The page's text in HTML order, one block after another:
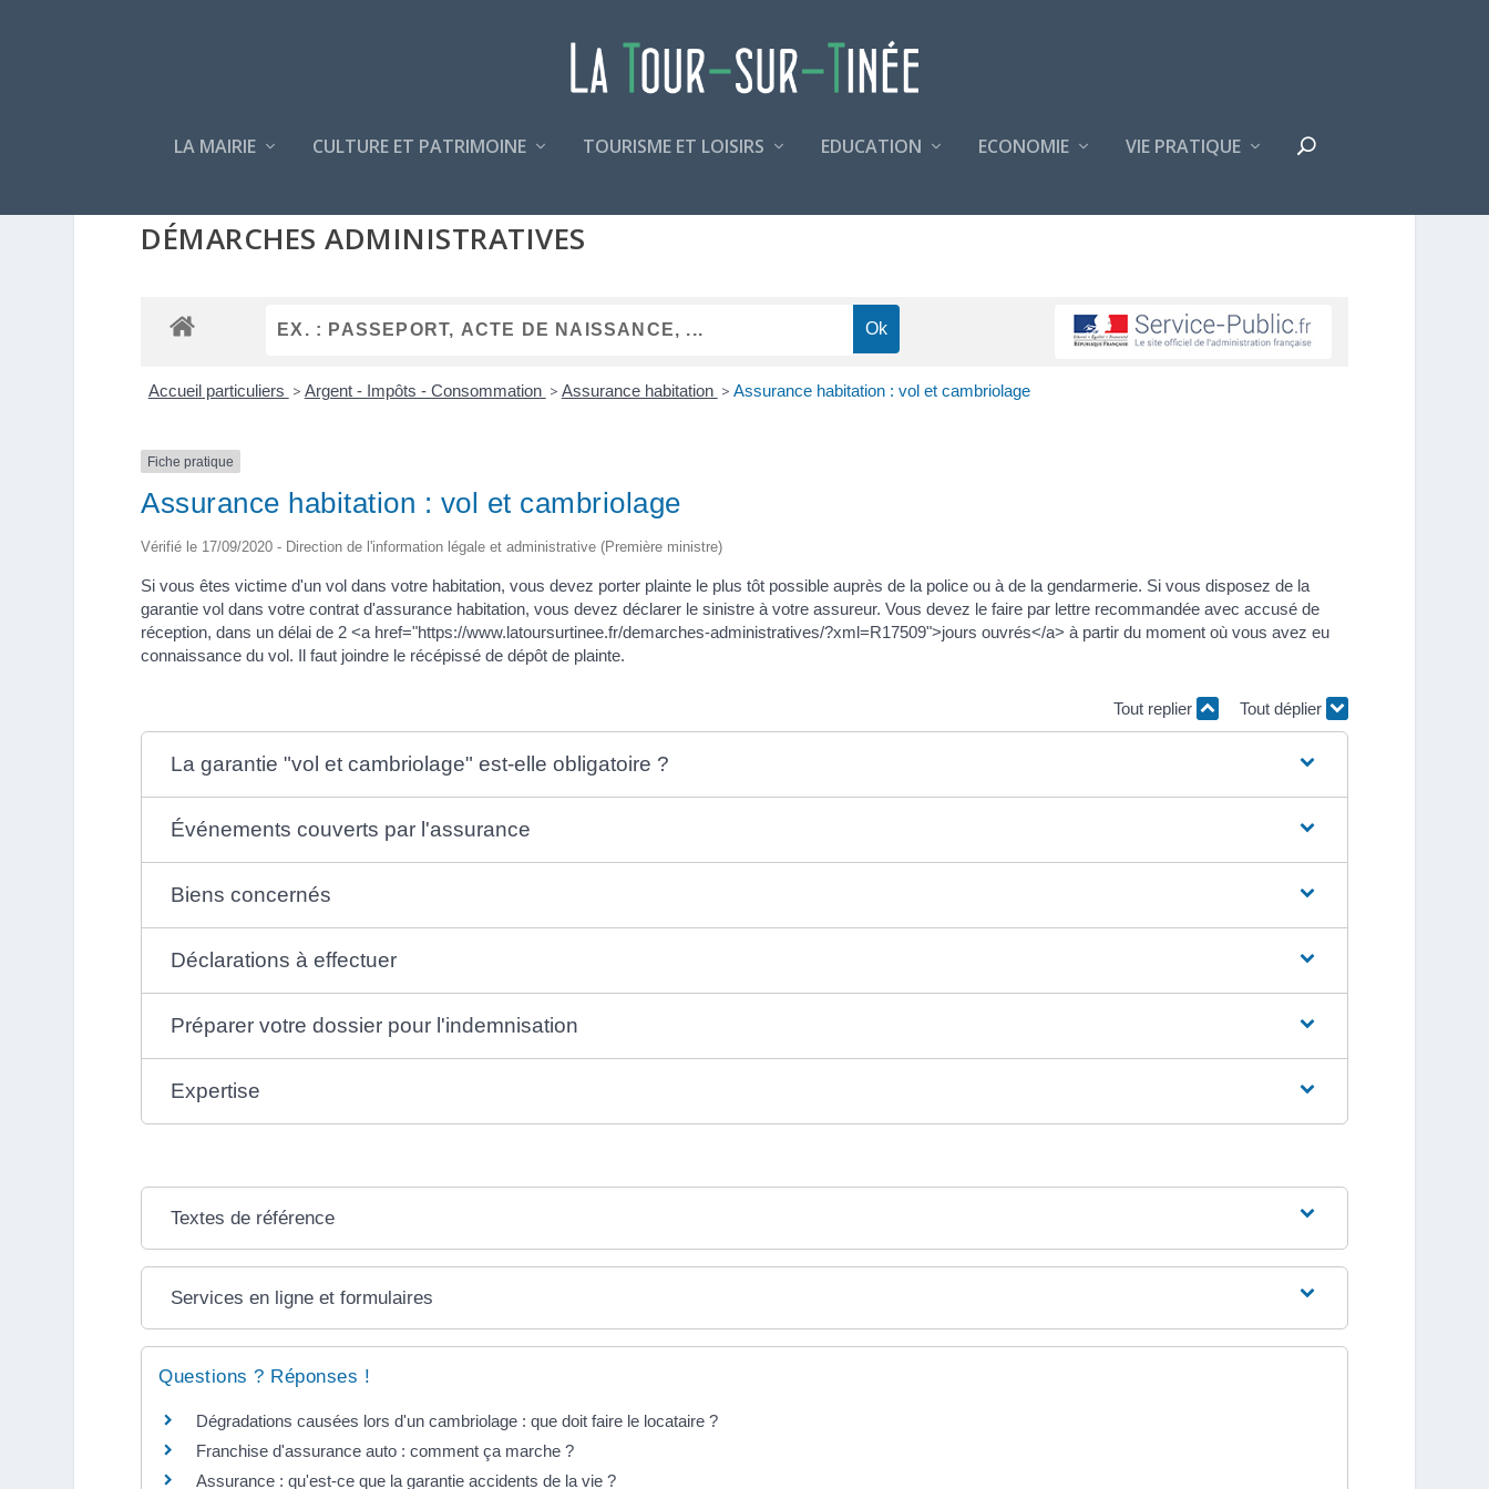
LA MAIRIE CULTURE ET PATRIMOINE TOURISME ET LOISIRS EDUCATION ECONOMIE VIE PRATIQUE
DÉMARCHES ADMINISTRATIVES
Accueil particuliers > Argent - Impôts - Consommation > Assurance habitation > Assurance habitation : vol et cambriolage
Fiche pratique
Assurance habitation : vol et cambriolage
Vérifié le 17/09/2020 - Direction de l'information légale et administrative (Première ministre)
Si vous êtes victime d'un vol dans votre habitation, vous devez porter plainte le plus tôt possible auprès de la police ou à de la gendarmerie. Si vous disposez de la
garantie vol dans votre contrat d'assurance habitation, vous devez déclarer le sinistre à votre assureur. Vous devez le faire par lettre recommandée avec accusé de
réception, dans un délai de 2 <a href="https://www.latoursurtinee.fr/demarches-administratives/?xml=R17509">jours ouvrés</a> à partir du moment où vous avez eu
connaissance du vol. Il faut joindre le récépissé de dépôt de plainte.
Tout replier Tout déplier
La garantie "vol et cambriolage" est-elle obligatoire ?
Événements couverts par l'assurance
Biens concernés
Déclarations à effectuer
Préparer votre dossier pour l'indemnisation
Expertise
Textes de référence
Services en ligne et formulaires
Questions ? Réponses !
Dégradations causées lors d'un cambriolage : que doit faire le locataire ?
Franchise d'assurance auto : comment ça marche ?
Assurance : qu'est-ce que la garantie accidents de la vie ?